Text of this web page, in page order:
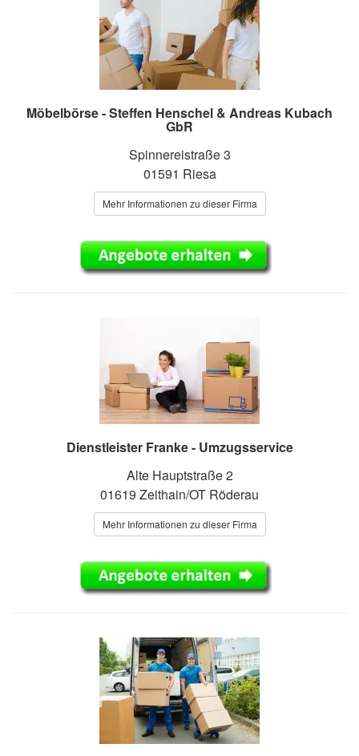
Möbelbörse - Steffen Henschel & Andreas Kubach
GbR
Spinnereistraße 3
01591 Riesa
Mehr Informationen zu dieser Firma
Dienstleister Franke - Umzugsservice
Alte Hauptstraße 2
01619 Zeithain/OT Röderau
Mehr Informationen zu dieser Firma